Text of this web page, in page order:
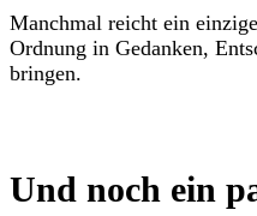
Manchmal reicht ein
Ordnung in Gedanken,
bringen.
Und noch ein